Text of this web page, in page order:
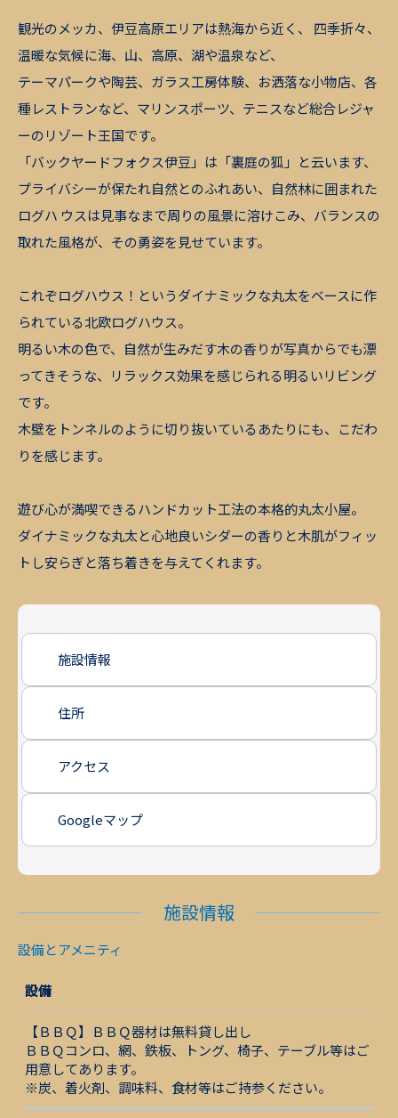
観光のメッカ、伊豆高原エリアは熱海から近く、 四季折々、
温暖な気候に海、山、高原、湖や温泉など、
テーマパークや陶芸、ガラス工房体験、お洒落な小物店、各
種レストランなど、マリンスポーツ、テニスなど総合レジャ
ーのリゾート王国です。
「バックヤードフォクス伊豆」は「裏庭の狐」と云います、
プライバシーが保たれ自然とのふれあい、自然林に囲まれた
ログハ ウスは見事なまで周りの風景に溶けこみ、バランスの
取れた風格が、その勇姿を見せています。
これぞログハウス！というダイナミックな丸太をベースに作
られている北欧ログハウス。
明るい木の色で、自然が生みだす木の香りが写真からでも漂
ってきそうな、リラックス効果を感じられる明るいリビング
です。
木壁をトンネルのように切り抜いているあたりにも、こだわ
りを感じます。
遊び心が満喫できるハンドカット工法の本格的丸太小屋。
ダイナミックな丸太と心地良いシダーの香りと木肌がフィッ
トし安らぎと落ち着きを与えてくれます。
施設情報
住所
アクセス
Googleマップ
施設情報
設備とアメニティ
設備
【ＢＢＱ】ＢＢＱ器材は無料貸し出し
ＢＢＱコンロ、網、鉄板、トング、椅子、テーブル等はご
用意してあります。
※炭、着火剤、調味料、食材等はご持参ください。